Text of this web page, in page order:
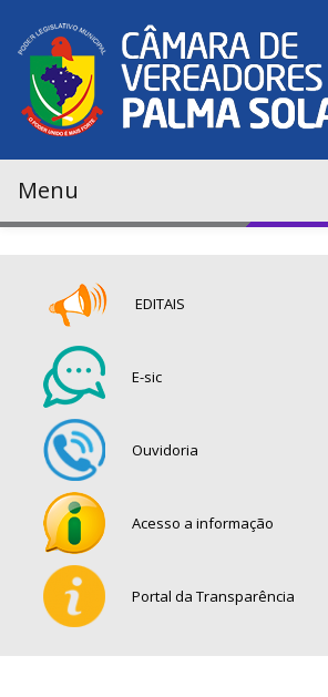
Menu
EDITAIS
E-sic
Ouvidoria
Acesso a informação
Portal da Transparência